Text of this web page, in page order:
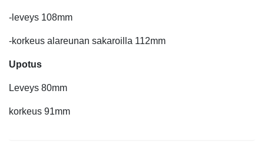
-leveys 108mm
-korkeus alareunan sakaroilla 112mm
Upotus
Leveys 80mm
korkeus 91mm